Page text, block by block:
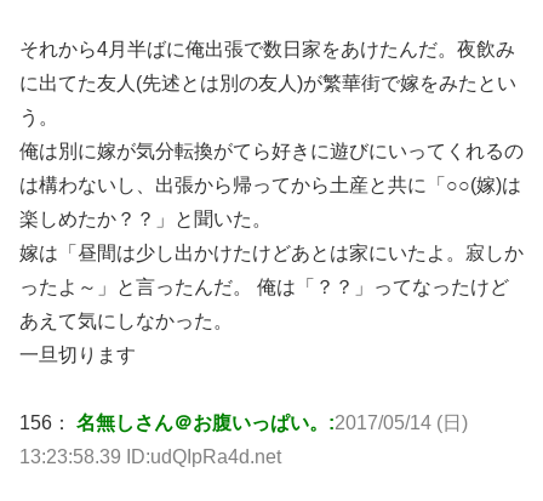
それから4月半ばに俺出張で数日家をあけたんだ。夜飲み
に出てた友人(先述とは別の友人)が繁華街で嫁をみたとい
う。
俺は別に嫁が気分転換がてら好きに遊びにいってくれるの
は構わないし、出張から帰ってから土産と共に「○○(嫁)は
楽しめたか？？」と聞いた。
嫁は「昼間は少し出かけたけどあとは家にいたよ。寂しか
ったよ～」と言ったんだ。 俺は「？？」ってなったけど
あえて気にしなかった。
一旦切ります
156： 名無しさん＠お腹いっぱい。:2017/05/14 (日)
13:23:58.39 ID:udQIpRa4d.net